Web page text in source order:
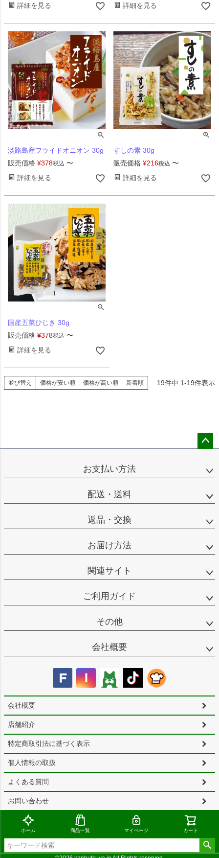
詳細を見る
詳細を見る
淡路島産フライドオニオン 30g
販売価格 ¥378税込 〜
詳細を見る
すしの素 30g
販売価格 ¥216税込 〜
詳細を見る
国産五菜ひじき 30g
販売価格 ¥378税込 〜
詳細を見る
並び替え 価格が安い順 価格が高い順 新着順 19件中 1-19件表示
ップ
お支払い方法
配送・送料
返品・交換
お届け方法
関連サイト
ご利用ガイド
その他
会社概要
会社概要
店舗紹介
特定商取引法に基づく表示
個人情報の取扱
よくある質問
お問い合わせ
ホーム 商品一覧 マイページ カート